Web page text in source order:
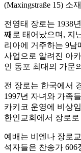
(Maxingstraße 15) 소
전영태 장로는 1938
째로 태어났으며, 지
리아에 거주하는 9남
사업으로 알려진 아
인 동포 최대의 가문
전 장로는 한국에서
1997년 자녀와 가족
카키코 운영에 비상
한인교회에서 장로
예배는 비엔나 장로
석자들은 찬송가